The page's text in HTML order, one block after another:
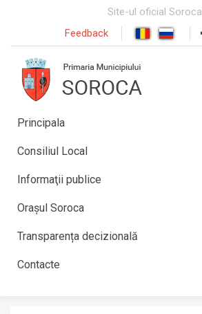
Site-ul oficial Soroca
Feedback
Principala
Consiliul Local
Informaţii publice
Orașul Soroca
Transparența decizională
Contacte